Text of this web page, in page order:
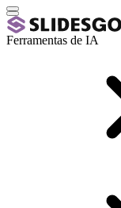
Ferramentas de IA